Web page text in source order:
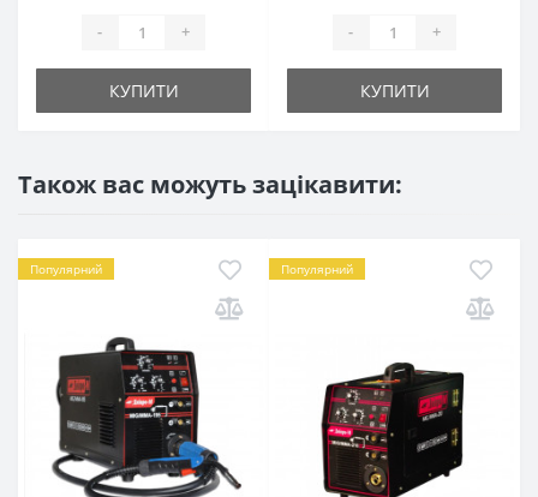
- +
КУПИТИ
- +
КУПИТИ
Також вас можуть зацікавити:
Популярний Популярний